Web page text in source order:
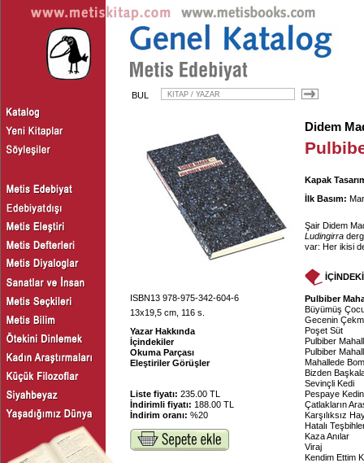
BUL
ISBN13 978-975-342-604-6
13x19,5 cm, 116 s.
Yazar Hakkında
İçindekiler
Okuma Parçası
Eleştiriler Görüşler
Liste fiyatı: 235.00 TL
İndirimli fiyatı: 188.00 TL
İndirim oranı: %20
Didem
Kapak
İlk Basım:
Şair Didem
Ludingirra
var: Her ikisi
Pulbiber
Büyümüş
Gecenin
Poşet Süt
Pulbiber
Pulbiber
Mahallede
Bizden
Sevinçli Kedi
Pespaye
Çatlakların
Karşılıksız
Hatalı
Kaza Anılar
Viraj
Kendim Ettim